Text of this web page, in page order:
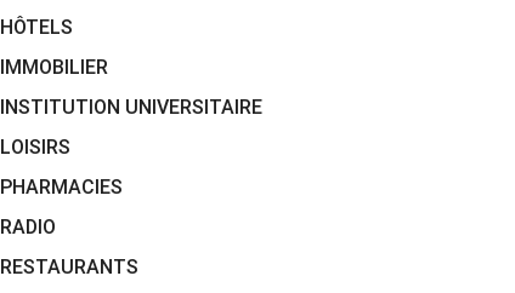
HÔTELS
IMMOBILIER
INSTITUTION UNIVERSITAIRE
LOISIRS
PHARMACIES
RADIO
RESTAURANTS